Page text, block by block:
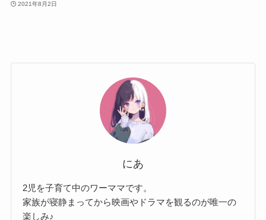
2021年8月2日
にあ
2児を子育て中のワーママです。
家族が寝静まってから映画やドラマを観るのが唯一の
楽しみ♪